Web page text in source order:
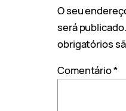
O seu
será publicado.
obrigatórios
Comentário*